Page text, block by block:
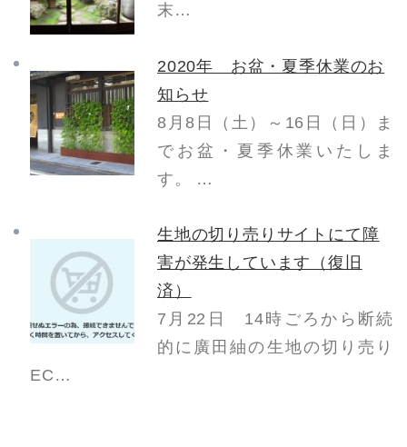
末…
2020年 お盆・夏季休業のお
知らせ
8月8日（土）～16日（日）ま
でお盆・夏季休業いたしま
す。 …
生地の切り売りサイトにて障
害が発生しています（復旧
済）
7月22日 14時ごろから断続
的に廣田紬の生地の切り売り
EC…